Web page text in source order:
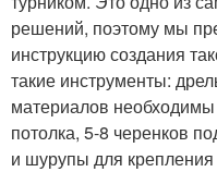
решений, поэтому мы
инструкцию создания
такие инструменты:
материалов
потолка, 5-8 черенков
и шурупы для крепления